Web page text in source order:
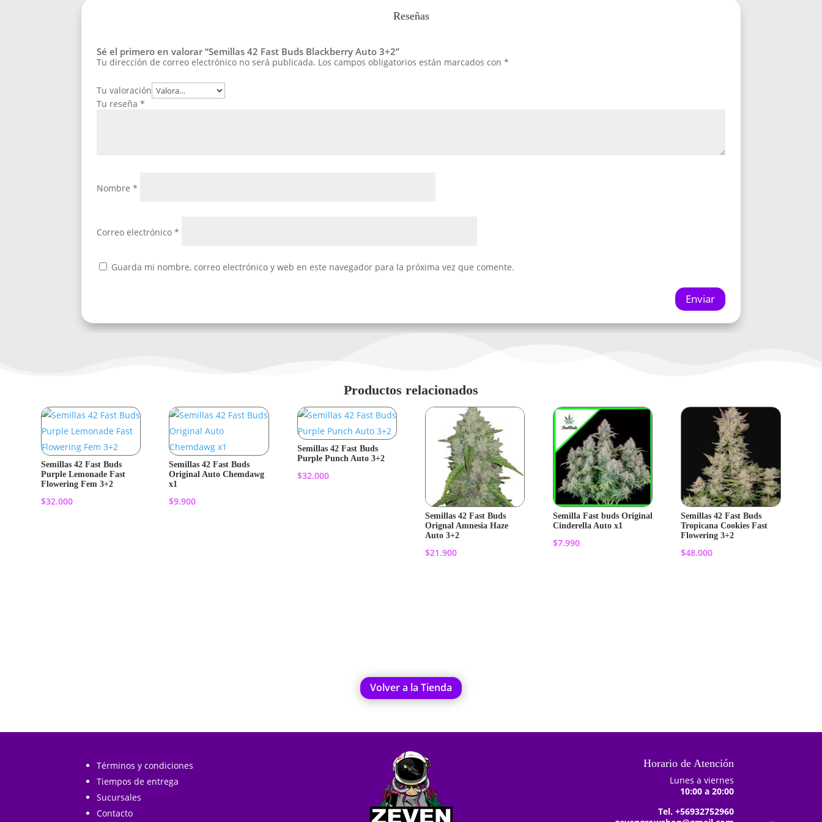
Reseñas
Sé el primero en valorar “Semillas 42 Fast Buds Blackberry Auto 3+2”
Tu dirección de correo electrónico no será publicada. Los campos obligatorios están marcados con *
Tu valoración
Tu reseña *
Nombre *
Correo electrónico *
Guarda mi nombre, correo electrónico y web en este navegador para la próxima vez que comente.
Enviar
Productos relacionados
Semillas 42 Fast Buds
Purple Lemonade Fast
Flowering Fem 3+2
$32.000
Semillas 42 Fast Buds
Original Auto Chemdawg
x1
$9.900
Semillas 42 Fast Buds
Purple Punch Auto 3+2
$32.000
Semillas 42 Fast Buds
Orignal Amnesia Haze
Auto 3+2
$21.900
Semilla Fast buds Original
Cinderella Auto x1
$7.990
Semillas 42 Fast Buds
Tropicana Cookies Fast
Flowering 3+2
$48.000
Volver a la Tienda
Términos y condiciones
Tiempos de entrega
Sucursales
Contacto
Horario de Atención
Lunes a viernes
10:00 a 20:00
Tel. +56932752960